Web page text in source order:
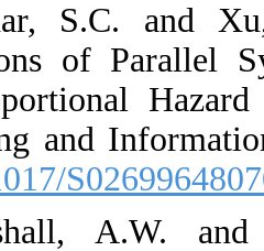
20. ‎Kochar‎,
Comparisons of
Have
Engineering and
[DOI:10.1017/
21. ‎Marshall‎,